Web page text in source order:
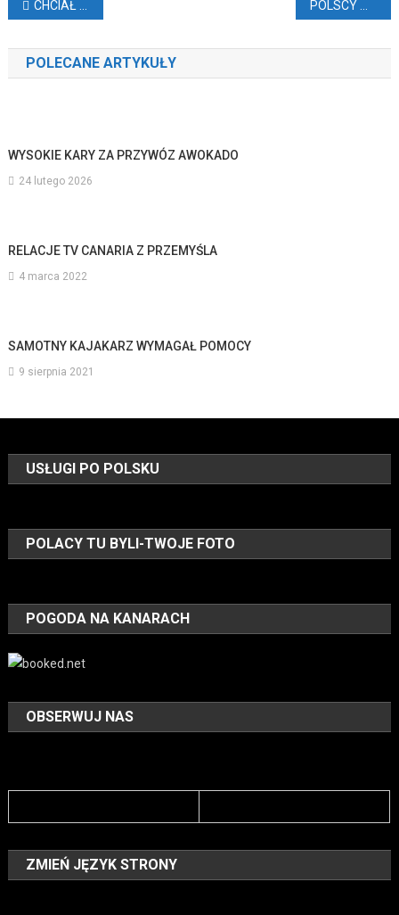
Nawigacja
wpisu
CHCIAŁ WYRZUCIĆ ARBUZY, A SPRZEDAŁ ICH TYSIĄCE
POLECANE ARTYKUŁY
WYSOKIE KARY ZA PRZYWÓZ AWOKADO
24 lutego 2026
RELACJE TV CANARIA Z PRZEMYŚLA
4 marca 2022
SAMOTNY KAJAKARZ WYMAGAŁ POMOCY
9 sierpnia 2021
USŁUGI PO POLSKU
POLACY TU BYLI-TWOJE FOTO
POGODA NA KANARACH
OBSERWUJ NAS
ZMIEŃ JĘZYK STRONY